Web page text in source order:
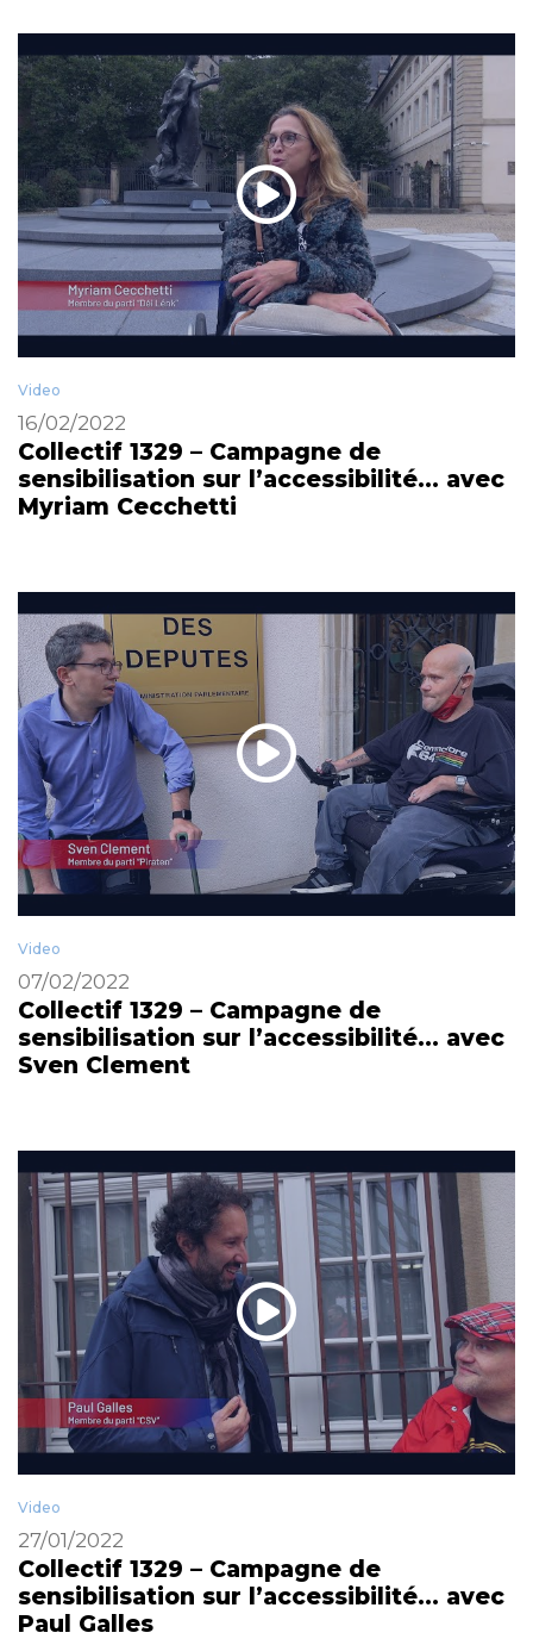
Video
16/02/2022
Collectif 1329 – Campagne de
sensibilisation sur l’accessibilité… avec
Myriam Cecchetti
Video
07/02/2022
Collectif 1329 – Campagne de
sensibilisation sur l’accessibilité… avec
Sven Clement
Video
27/01/2022
Collectif 1329 – Campagne de
sensibilisation sur l’accessibilité… avec
Paul Galles